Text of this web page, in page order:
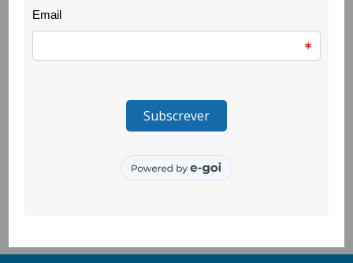
dos/as jovens. Esta iniciativa teve início com uma turma da
grupo, e o principal foco foi trabalhar os sonhos e objectivos
“Como proteges os teus sonhos, ultrapassando barreiras,
impedindo que acabem amarrotados no lixo? O teu futuro está
Estas sessões realizaram-se no âmbito do projecto